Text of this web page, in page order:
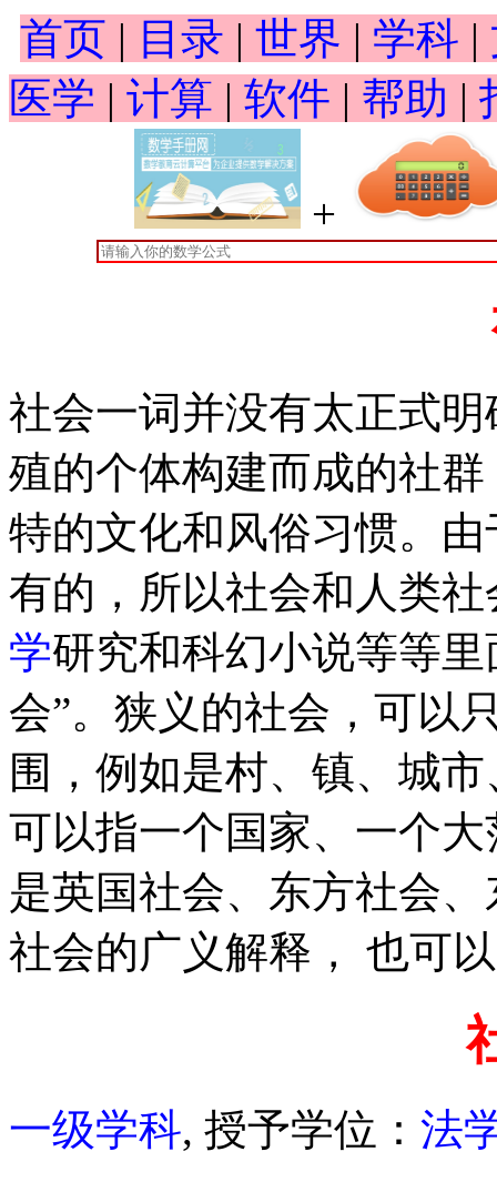
首页 | 目录 | 世界 | 学科 |
医学 | 计算 | 软件 | 帮助 |
+
社会一词并没有太正式
殖的个体构建而成的社
特的文化和风俗习惯。
有的，所以社会和人类
学研究和科幻小说等等
会”。狭义的社会，可以
围，例如是村、镇、城
可以指一个国家、一个
是英国社会、东方社会
社会的广义解释， 也可
一级学科, 授予学位： 法